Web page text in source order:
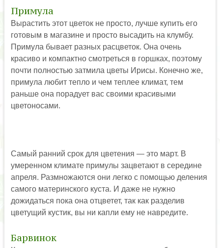
Примула
Вырастить этот цветок не просто, лучше купить его
готовым в магазине и просто высадить на клумбу.
Примула бывает разных расцветок. Она очень
красиво и компактно смотреться в горшках, поэтому
почти полностью затмила цветы Ирисы. Конечно же,
примула любит тепло и чем теплее климат, тем
раньше она порадует вас своими красивыми
цветоносами.
Самый ранний срок для цветения — это март. В
умеренном климате примулы зацветают в середине
апреля. Размножаются они легко с помощью деления
самого материнского куста. И даже не нужно
дожидаться пока она отцветет, так как разделив
цветущий кустик, вы ни капли ему не навредите.
Барвинок